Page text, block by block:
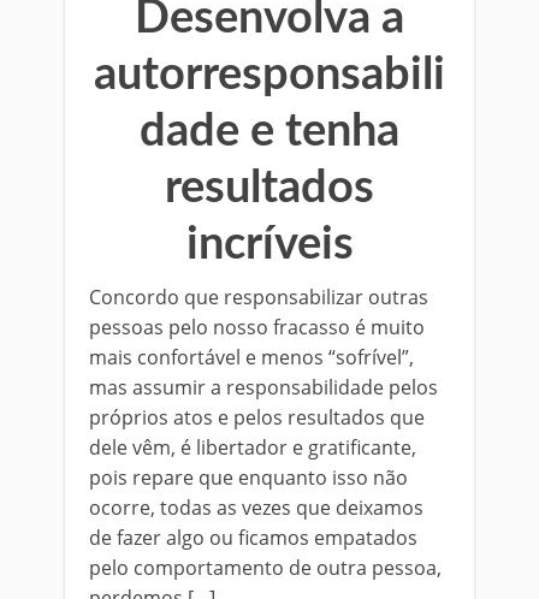
Desenvolva a
autorresponsabili
dade e tenha
resultados
incríveis
Concordo que responsabilizar outras
pessoas pelo nosso fracasso é muito
mais confortável e menos “sofrível”,
mas assumir a responsabilidade pelos
próprios atos e pelos resultados que
dele vêm, é libertador e gratificante,
pois repare que enquanto isso não
ocorre, todas as vezes que deixamos
de fazer algo ou ficamos empatados
pelo comportamento de outra pessoa,